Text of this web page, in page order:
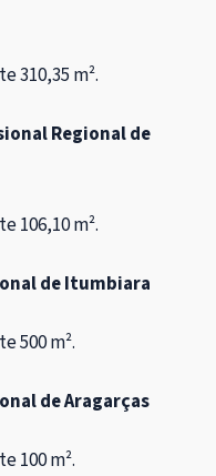
310,35 m².
Regional de
106,10 m².
de Itumbiara
500 m².
de Aragarças
100 m².